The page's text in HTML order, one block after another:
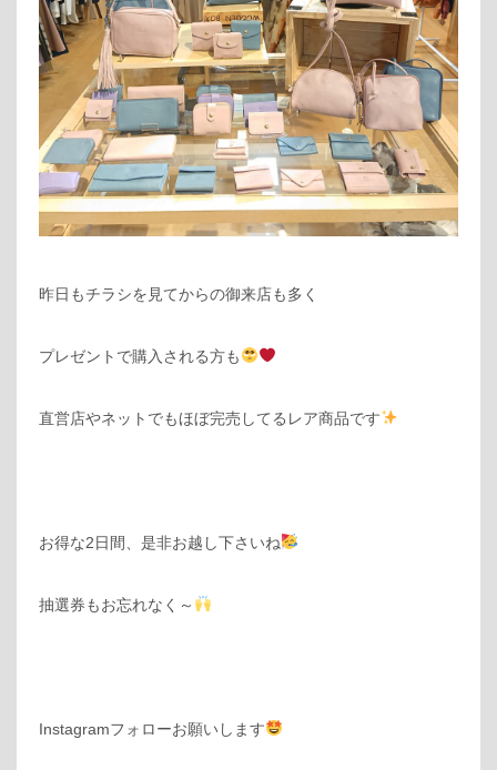
昨日もチラシを見てからの御来店も多く
プレゼントで購入される方も
直営店やネットでもほぼ完売してるレア商品です
お得な2日間、是非お越し下さいね
抽選券もお忘れなく～
Instagramフォローお願いします